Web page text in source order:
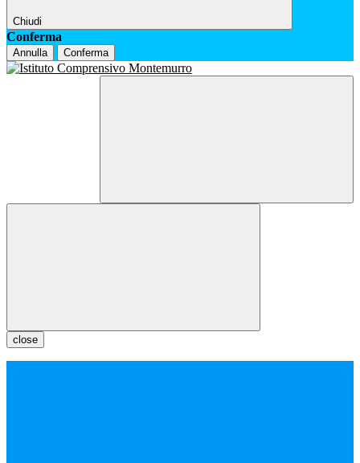
Chiudi
Conferma
Annulla Conferma
close